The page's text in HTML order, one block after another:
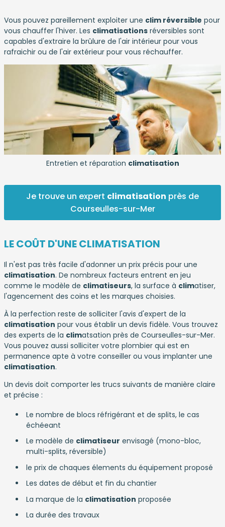
Vous pouvez pareillement exploiter une clim réversible pour
vous chauffer l'hiver. Les climatisations réversibles sont
capables d'extraire la brûlure de l'air intérieur pour vous
rafraichir ou de l'air extérieur pour vous réchauffer.
Entretien et réparation climatisation
Je trouve un expert climatisation près de
Courseulles-sur-Mer
LE COÛT D'UNE CLIMATISATION
Il n'est pas très facile d'adonner un prix précis pour une
climatisation. De nombreux facteurs entrent en jeu
comme le modèle de climatiseurs, la surface à climatiser,
l'agencement des coins et les marques choisies.
À la perfection reste de solliciter l'avis d'expert de la
climatisation pour vous établir un devis fidèle. Vous trouvez
des experts de la climatsation près de Courseulles-sur-Mer.
Vous pouvez aussi solliciter votre plombier qui est en
permanence apte à votre conseiller ou vous implanter une
climatisation.
Un devis doit comporter les trucs suivants de manière claire
et précise :
Le nombre de blocs réfrigérant et de splits, le cas
échéeant
Le modèle de climatiseur envisagé (mono-bloc,
multi-splits, réversible)
le prix de chaques élements du équipement proposé
Les dates de début et fin du chantier
La marque de la climatisation proposée
La durée des travaux